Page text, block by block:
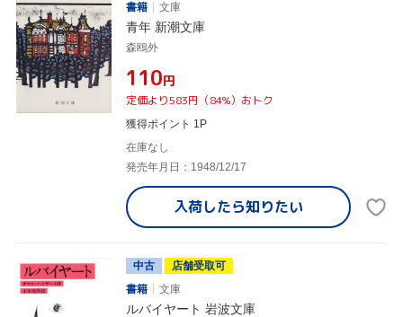
書籍
文庫
青年 新潮文庫
森鴎外
¥110円
定価より583円（84%）おトク
獲得ポイント 1P
在庫なし
発売年月日：1948/12/17
入荷したら知りたい
中古
店舗受取可
書籍
文庫
ルバイヤート 岩波文庫